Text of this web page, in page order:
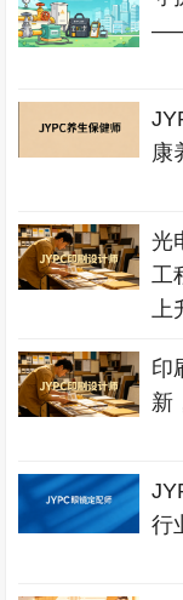
康
光
工
上
印
新
行